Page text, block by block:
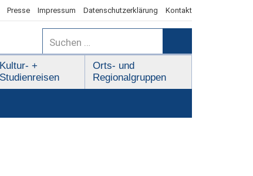
Presse Impressum Datenschutzerklärung Kontakt
Suchen
nach:
Kultur- +
Studienreisen
Orts- und
Regionalgruppen